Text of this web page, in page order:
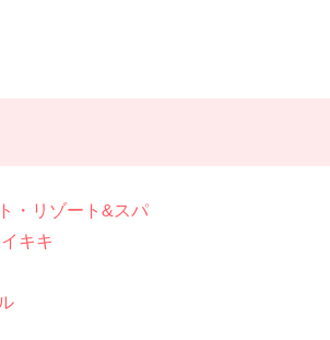
・リゾート&スパ
キキ